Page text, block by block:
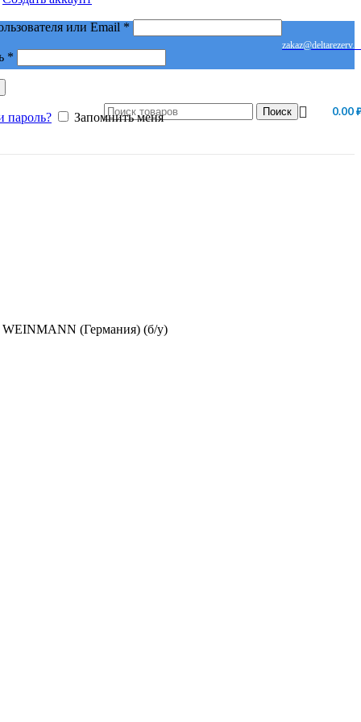
или Email *Обязательно
*
пароль? Запомнить меня Поиск 0.00
(Германия) (б/у)